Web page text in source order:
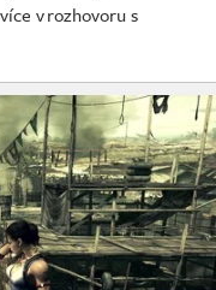
v rozhovoru s